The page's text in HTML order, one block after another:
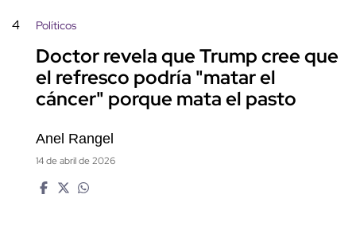
4 Políticos
Doctor revela que Trump cree que
el refresco podría "matar el
cáncer" porque mata el pasto
Anel Rangel
14 de abril de 2026